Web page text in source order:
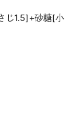
じ1.5]+砂糖[小